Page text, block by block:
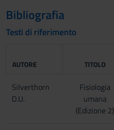
Bibliografia
Testi di riferimento
AUTORE TITOLO
Silverthorn
D.U.
Fisiologia
umana
(Edizione 2)